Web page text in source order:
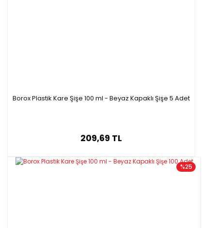
Borox Plastik Kare Şişe 100 ml - Beyaz Kapaklı Şişe 5 Adet
209,69 TL
%25